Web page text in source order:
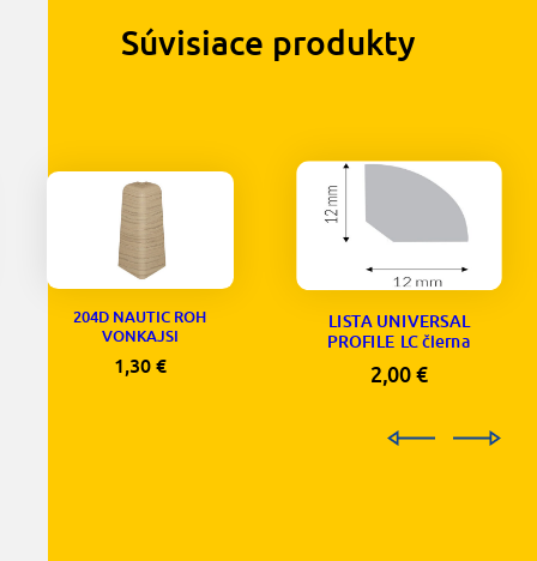
Súvisiace produkty
204D NAUTIC ROH
VONKAJSI
1,30 €
LISTA UNIVERSAL
PROFILE LC čierna
2,00€